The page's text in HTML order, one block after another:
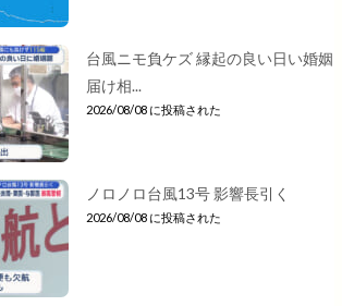
台風ニモ負ケズ 縁起の良い日い婚姻
届け相...
2026/08/08 に投稿された
ノロノロ台風13号 影響長引く
2026/08/08 に投稿された